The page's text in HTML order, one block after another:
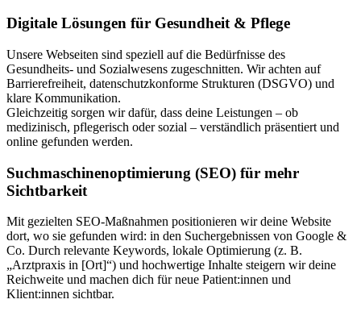
Digitale Lösungen für Gesundheit & Pflege
Unsere Webseiten sind speziell auf die Bedürfnisse des
Gesundheits- und Sozialwesens zugeschnitten. Wir achten auf
Barrierefreiheit, datenschutzkonforme Strukturen (DSGVO) und
klare Kommunikation.
Gleichzeitig sorgen wir dafür, dass deine Leistungen – ob
medizinisch, pflegerisch oder sozial – verständlich präsentiert und
online gefunden werden.
Suchmaschinenoptimierung (SEO) für mehr
Sichtbarkeit
Mit gezielten SEO-Maßnahmen positionieren wir deine Website
dort, wo sie gefunden wird: in den Suchergebnissen von Google &
Co. Durch relevante Keywords, lokale Optimierung (z. B.
„Arztpraxis in [Ort]“) und hochwertige Inhalte steigern wir deine
Reichweite und machen dich für neue Patient:innen und
Klient:innen sichtbar.